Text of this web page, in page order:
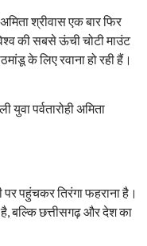
श्रीवास एक बार फिर
की सबसे ऊंची चोटी माउंट
के लिए रवाना हो रही हैं।
पर पहुंचकर तिरंगा फहराना है।
बल्कि छत्तीसगढ़ और देश का